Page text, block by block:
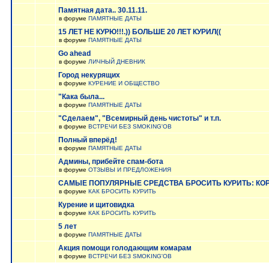
Памятная дата.. 30.11.11.
в форуме ПАМЯТНЫЕ ДАТЫ
15 ЛЕТ НЕ КУРЮ!!!.)) БОЛЬШЕ 20 ЛЕТ КУРИЛ((
в форуме ПАМЯТНЫЕ ДАТЫ
Go ahead
в форуме ЛИЧНЫЙ ДНЕВНИК
Город некурящих
в форуме КУРЕНИЕ И ОБЩЕСТВО
"Кака была...
в форуме ПАМЯТНЫЕ ДАТЫ
"Сделаем", "Всемирный день чистоты" и т.п.
в форуме ВСТРЕЧИ БЕЗ SMOKING'OB
Полный вперёд!
в форуме ПАМЯТНЫЕ ДАТЫ
Админы, прибейте спам-бота
в форуме ОТЗЫВЫ И ПРЕДЛОЖЕНИЯ
САМЫЕ ПОПУЛЯРНЫЕ СРЕДСТВА БРОСИТЬ КУРИТЬ:
в форуме КАК БРОСИТЬ КУРИТЬ
Курение и щитовидка
в форуме КАК БРОСИТЬ КУРИТЬ
5 лет
в форуме ПАМЯТНЫЕ ДАТЫ
Акция помощи голодающим комарам
в форуме ВСТРЕЧИ БЕЗ SMOKING'OB